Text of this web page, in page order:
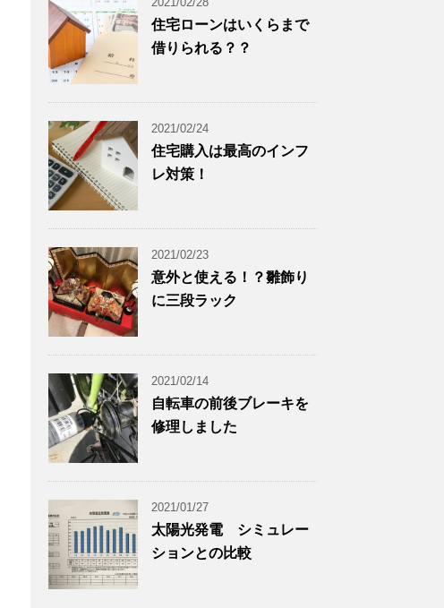
住宅ローンはいくらまで
借りられる？？
2021/02/24
住宅購入は最高のインフ
レ対策！
2021/02/23
意外と使える！？雛飾り
に三段ラック
2021/02/14
自転車の前後ブレーキを
修理しました
2021/01/27
太陽光発電 シミュレー
ションとの比較